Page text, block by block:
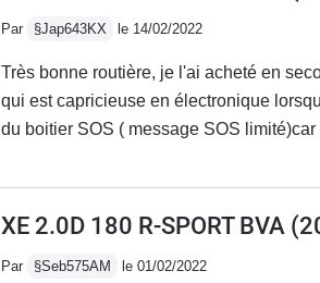
Par §Jap643KX le 14/02/2022
Très bonne routière, je l'ai acheté en
qui est capricieuse en électronique
du boitier SOS ( message SOS
en haut du dossier).-Défaut position toit
appuyer sur le bouton du toi ouvrant
Attention le start-stop se désactive si la
si elle démarre parfaitement
XE 2.0D 180 R-SPORT BVA
Par §Seb575AM le 01/02/2022